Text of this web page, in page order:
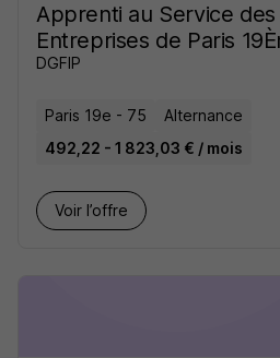
Apprenti au Service
Entreprises de Paris
DGFIP
Paris 19e - 75
Alternance
492,22 - 1 823,03 € / mois
Voir l’offre